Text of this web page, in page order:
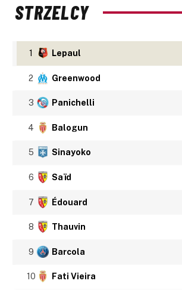
STRZELCY
1 Lepaul
2 Greenwood
3 Panichelli
4 Balogun
5 Sinayoko
6 Saïd
7 Édouard
8 Thauvin
9 Barcola
10 Fati Vieira